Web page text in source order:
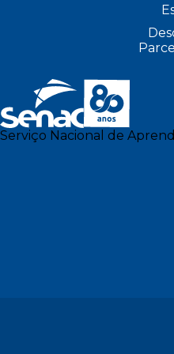
Serviço Nacional de